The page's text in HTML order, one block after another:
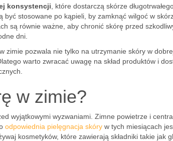
konsystencji , które dostarczą skórze
być stosowane po kąpieli, by zamknąć wilgoć w
są równie ważne, aby chronić skórę przed
dni.
zimie pozwala nie tylko na utrzymanie skóry w
warto zwracać uwagę na skład produktów i
w zimie?
wyjątkowymi wyzwaniami. Zimne powietrze i
odpowiednia pielęgnacja skóry w tych miesiącach
kosmetyków, które zawierają składniki takie jak